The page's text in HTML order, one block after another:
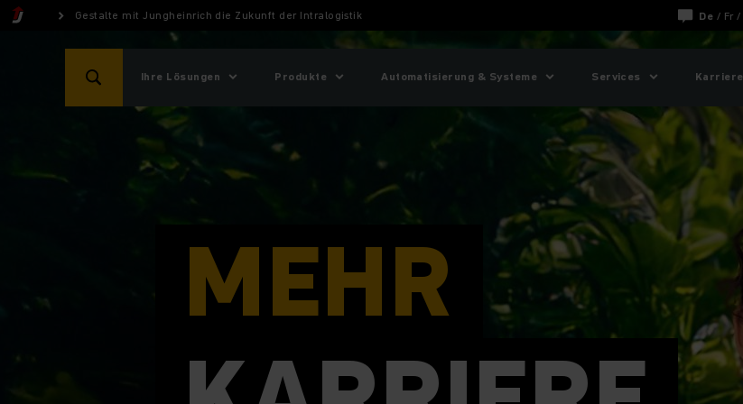
Gestalte mit Jungheinrich die Zukunft der Intralogistik De / Fr /
Ihre Lösungen Produkte Automatisierung & Systeme Services Karriere
MEHR